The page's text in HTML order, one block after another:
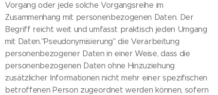
Vorgang oder jede solche Vorgangsreihe im
Zusammenhang mit personenbezogenen Daten. Der
Begriff reicht weit und umfasst praktisch jeden Umgang
mit Daten."Pseudonymisierung" die Verarbeitung
personenbezogener Daten in einer Weise, dass die
personenbezogenen Daten ohne Hinzuziehung
zusätzlicher Informationen nicht mehr einer spezifischen
betroffenen Person zugeordnet werden können, sofern